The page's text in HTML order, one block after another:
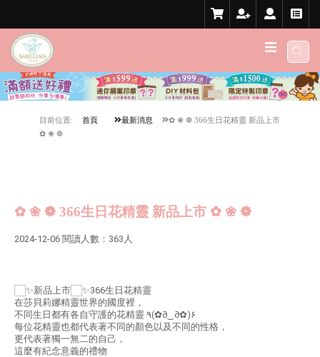
目前位置: 首頁 最新消息
✿ ❀ ❁ 366生日花精靈 新品上市
✿ ❀ ❁
✿ ❀ ❁ 366生日花精靈 新品上市 ✿ ❀ ❁
2024-12-06 閱讀人數：363人
新品上市
366生日花精靈
在莎貝莉娜精靈世界的國度裡，
不同生日都有各自守護的花精靈 ٩(✿∂‿∂✿)۶
每位花精靈也都代表著不同的顏色以及不同的性格，
更代表著獨一無二的自己，
這麼有紀念意義的禮物